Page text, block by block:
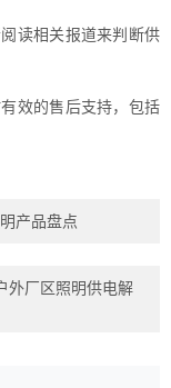
读相关报道来判断供
效的售后支持，包括
产品盘点
外厂区照明供电解